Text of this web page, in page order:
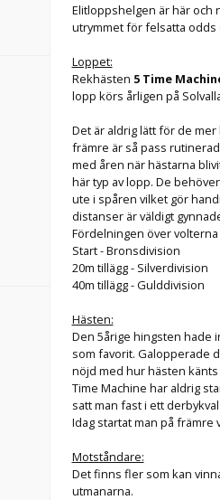
Elitloppshelgen är här och
utrymmet för felsatta odds
Loppet:
Rekhästen 5 Time
lopp körs årligen på
Det är aldrig lätt för de
främre är så pass
med åren när hästarna
här typ av lopp. De
ute i spåren vilket gör
distanser är väldigt
Fördelningen över
Start - Bronsdivision
20m tillägg - Silverdivision
40m tillägg - Gulddivision
Hästen:
Den 5årige hingsten hade
som favorit. Galopperade
nöjd med hur hästen känts
Time Machine har aldrig
satt man fast i ett
Idag startat man på
Motståndare:
Det finns fler som kan
utmanarna.